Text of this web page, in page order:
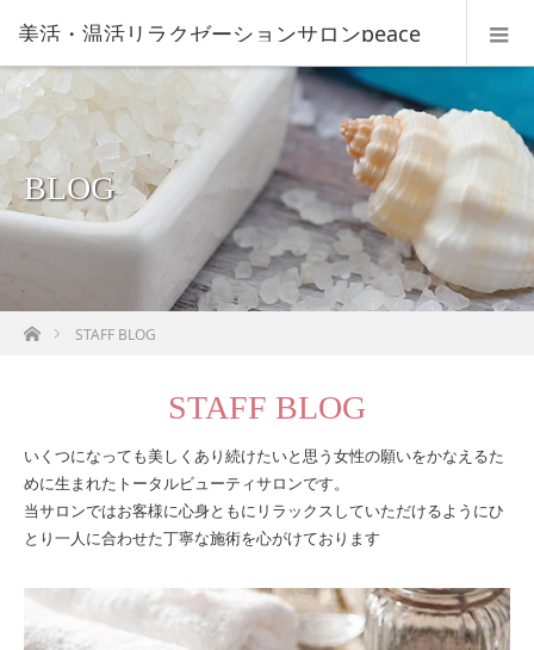
美活・温活リラクゼーションサロンpeace
BLOG
ホームSTAFF BLOG
STAFF BLOG
いくつになっても美しくあり続けたいと思う女性の願いをかなえるた
めに生まれたトータルビューティサロンです。
当サロンではお客様に心身ともにリラックスしていただけるようにひ
とり一人に合わせた丁寧な施術を心がけております